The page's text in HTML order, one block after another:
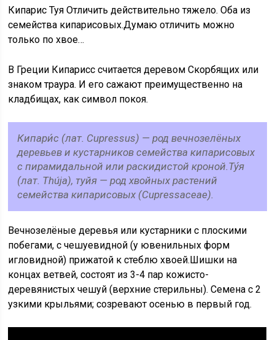
Кипарис Туя Отличить действительно тяжело. Оба из
семейства кипарисовых.Думаю отличить можно
только по хвое…
В Греции Кипарисс считается деревом Скорбящих или
знаком траура. И его сажают преимущественно на
кладбищах, как символ покоя.
Кипари́с (лат. Cupressus) — род вечнозелёных
деревьев и кустарников семейства кипарисовых
с пирамидальной или раскидистой кроной.Ту́я
(лат. Thúja), туйя — род хвойных растений
семейства кипарисовых (Cupressaceae).
Вечнозелёные деревья или кустарники с плоскими
побегами, с чешуевидной (у ювенильных форм
игловидной) прижатой к стеблю хвоей.Шишки на
концах ветвей, состоят из 3-4 пар кожисто-
деревянистых чешуй (верхние стерильны). Семена с 2
узкими крыльями; созревают осенью в первый год.